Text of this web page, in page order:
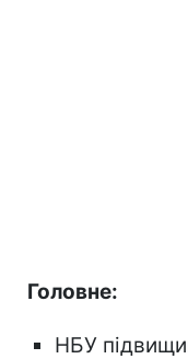
Головне:
НБУ